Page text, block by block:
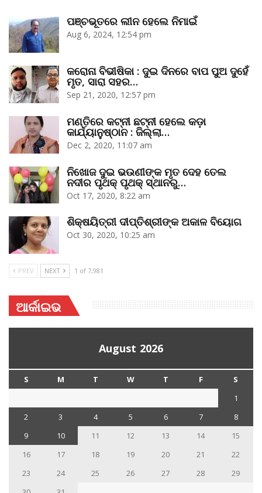
ପଞ୍ଚଭୂତରେ ଲୀନ ହେଲେ ନିମାଇଁ
Aug 6, 2024, 12:54 pm
କରୋନା ବିଭୀଷିକା : ଦୁଇ ଦିନରେ ବାପ ପୁଅ ଦୁହେଁ
ମୃତ, ସାରା ସହର…
Sep 21, 2020, 12:57 pm
ମଣ୍ତିରେ କଟ୍‌ନୀ ଛଟ୍‌ନୀ ହେଲେ କଡ଼ା
କାର୍ଯ୍ୟାନୁଷ୍ଠାନ : ଜିଲ୍ଲା…
Dec 2, 2020, 11:07 am
ନିଖୋଜ ଦୁଇ ଭଉଣୀଙ୍କ ମୃତ ଦେହ ତେଲ
ନଦୀର ପୃଥକ୍‌ ପୃଥକ୍‌ ସ୍ଥାନରୁ…
Oct 17, 2020, 8:22 am
ଶିକ୍ଷୟିତ୍ରୀ ଦୀପ୍ତିଶ୍ରୀଙ୍କ ଅକାଳ ବିୟୋଗ
Oct 30, 2020, 10:25 am
PREV NEXT 1 of 7,981
ଆର୍କାଇଭ
August 2026
S M T W T F
S
1
2
3 4 5 6 7
8
9
10 11 12 13 14
15
16
17 18 19 20 21
22
23
24 25 26 27 28
29